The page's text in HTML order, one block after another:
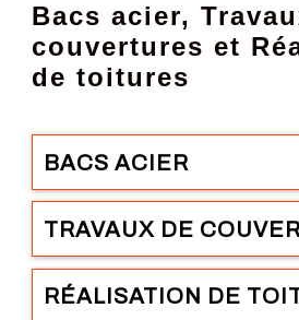
Bacs acier,
couvertures et
de toitures
BACS ACIER
TRAVAUX DE
RÉALISATION DE